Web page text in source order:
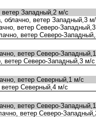
Западный,2 м/с
ветер Западный,3
ветер Северо-
ветер Северо-
ветер Северо-
Северо-Западный,3 м/с
ветер Северный,1 м/с
Северный,4 м/с
ветер Северо-
ветер Северо-